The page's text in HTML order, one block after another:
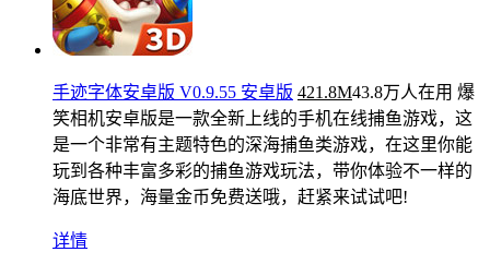
手迹字体安卓版 V0.9.55 安卓版 421.8M43.8万人在用 爆
笑相机安卓版是一款全新上线的手机在线捕鱼游戏，这
是一个非常有主题特色的深海捕鱼类游戏，在这里你能
玩到各种丰富多彩的捕鱼游戏玩法，带你体验不一样的
海底世界，海量金币免费送哦，赶紧来试试吧!
详情